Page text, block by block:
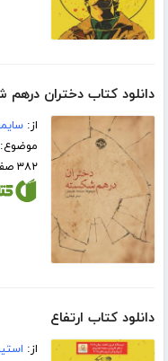
دانلود کتاب دختران
از:
۳۸۲ صفحه
دانلود کتاب ارتفاع
از: